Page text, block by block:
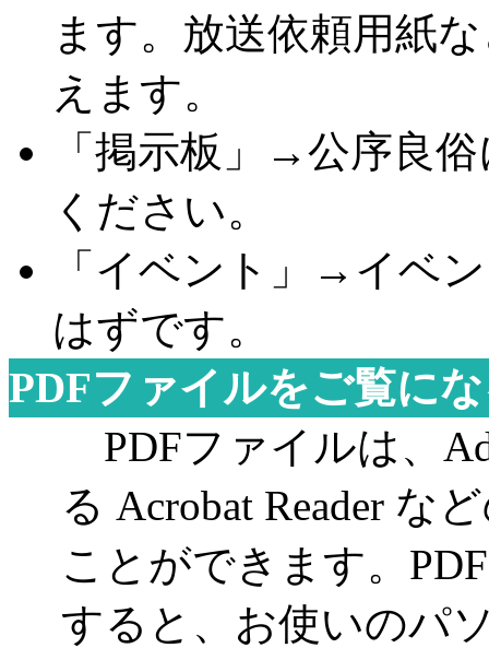
ます。放送依頼用紙
えます。
「掲示板」
→公序良
ください。
「イベント」
→ イベ
はずです。
PDFファイルをご覧に
PDFファイルは、
る Acrobat Reader な
ことができます。 PDF
すると、お使いのパ